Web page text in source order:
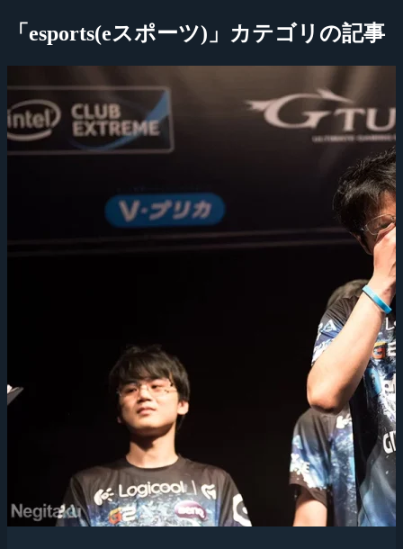
「esports(eスポーツ)」カテゴリの記事